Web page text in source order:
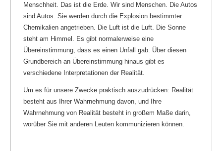
Menschheit. Das ist die Erde. Wir sind Menschen. Die Autos
sind Autos. Sie werden durch die Explosion bestimmter
Chemikalien angetrieben. Die Luft ist die Luft. Die Sonne
steht am Himmel. Es gibt normalerweise eine
Übereinstimmung, dass es einen Unfall gab. Über diesen
Grundbereich an Übereinstimmung hinaus gibt es
verschiedene Interpretationen der Realität.
Um es für unsere Zwecke praktisch auszudrücken: Realität
besteht aus Ihrer Wahrnehmung davon, und Ihre
Wahrnehmung von Realität besteht in großem Maße darin,
worüber Sie mit anderen Leuten kommunizieren können.